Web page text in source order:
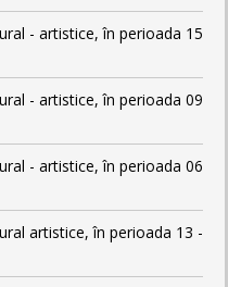
- artistice, în perioada 15
- artistice, în perioada 09
- artistice, în perioada 06
artistice, în perioada 13 -